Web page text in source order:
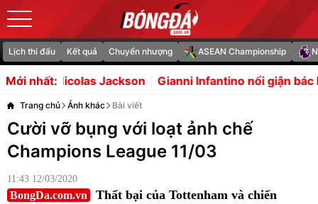
Lịch thi đấu Kết quả Chuyển nhượng ASEAN Championship
Mới nhất:Gianni Infantino nổi giận bác bỏ bê bối dùng tiền
Trang chủ Ảnh khác Bài viết
Cười vỡ bụng với loạt ảnh chế
Champions League 11/03
11:43 12/03/2020
BongDa.com.vn
Thất bại của Tottenham và chiến